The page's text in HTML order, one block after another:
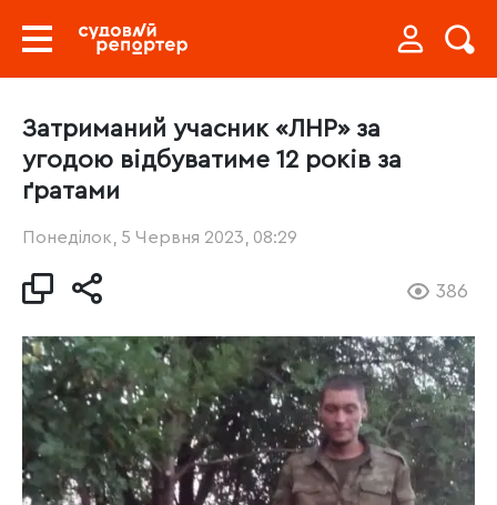
Затриманий учасник «ЛНР» за
угодою відбуватиме 12 років за
ґратами
Понеділок, 5 Червня 2023, 08:29
386